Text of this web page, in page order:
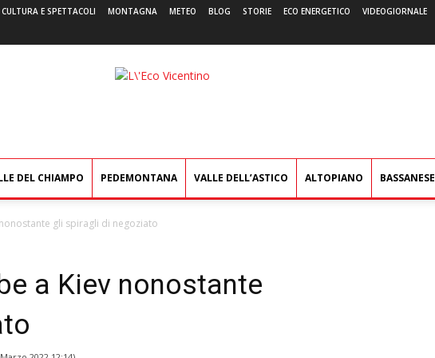
CULTURA E SPETTACOLI MONTAGNA METEO BLOG STORIE ECO ENERGETICO VIDEOGIORNALE
L'Eco
DEL CHIAMPO PEDEMONTANA VALLE DELL’ASTICO ALTOPIANO BASSANESE
gli spiragli di negoziato
a Kiev nonostante